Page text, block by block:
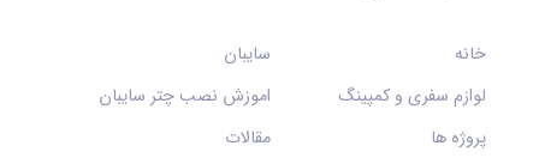
خانه
سایبان
لوازم سفری و کمپینگ
اموزش نصب چتر سایبان
پروژه ها
مقالات